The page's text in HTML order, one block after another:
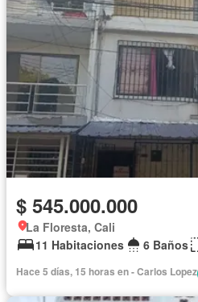
$ 545.000.000
La Floresta, Cali
11 Habitaciones
6 Baños
Hace 5 días, 15 horas en - Carlos Lopez